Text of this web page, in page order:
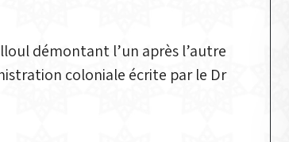
démontant l’un après l’autre
coloniale écrite par le Dr